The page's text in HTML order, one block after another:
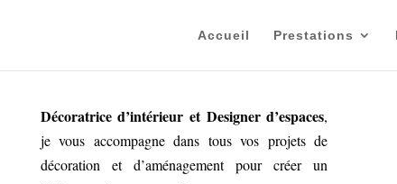
Accueil Prestations
Décoratrice d’intérieur et Designer d’espaces,
je vous accompagne dans tous vos projets de
décoration et d’aménagement pour créer un